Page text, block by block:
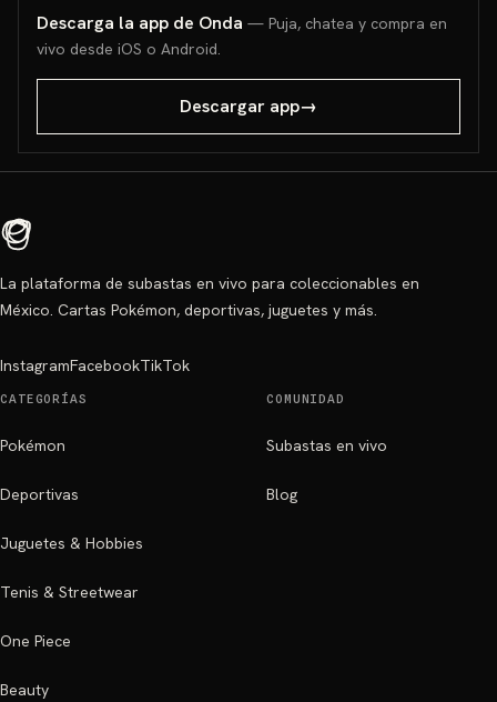
Descarga la app de Onda — Puja, chatea y compra en
vivo desde iOS o Android.
Descargar app→
La plataforma de subastas en vivo para coleccionables en
México. Cartas Pokémon, deportivas, juguetes y más.
InstagramFacebookTikTok
CATEGORÍAS
Pokémon
Deportivas
Juguetes & Hobbies
Tenis & Streetwear
One Piece
Beauty
COMUNIDAD
Subastas en vivo
Blog